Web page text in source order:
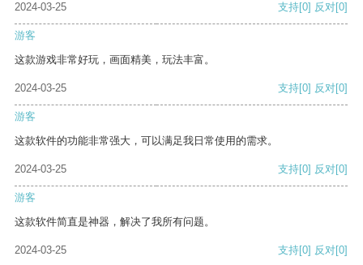
2024-03-25 支持[0] 反对[0]
游客
这款游戏非常好玩，画面精美，玩法丰富。
2024-03-25 支持[0] 反对[0]
游客
这款软件的功能非常强大，可以满足我日常使用的需求。
2024-03-25 支持[0] 反对[0]
游客
这款软件简直是神器，解决了我所有问题。
2024-03-25 支持[0] 反对[0]